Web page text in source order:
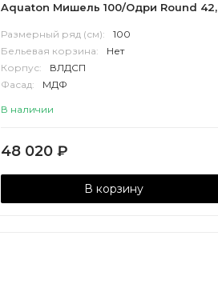
Aquaton Мишель 100/Одри Round 42,
Размерный ряд (см):
100
Бельевая корзина:
Нет
Корпус:
ВЛДСП
Фасад:
МДФ
В наличии
48 020 ₽
В корзину